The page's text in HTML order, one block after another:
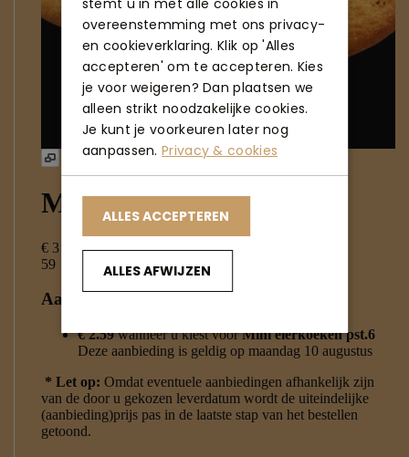
stemt u in met alle cookies in
overeenstemming met ons privacy-
en cookieverklaring. Klik op 'Alles
accepteren' om te accepteren. Kies
je voor weigeren? Dan plaatsen we
alleen strikt noodzakelijke cookies.
Je kunt je voorkeuren later nog
aanpassen.Privacy & cookies
ALLES ACCEPTEREN
ALLES AFWIJZEN